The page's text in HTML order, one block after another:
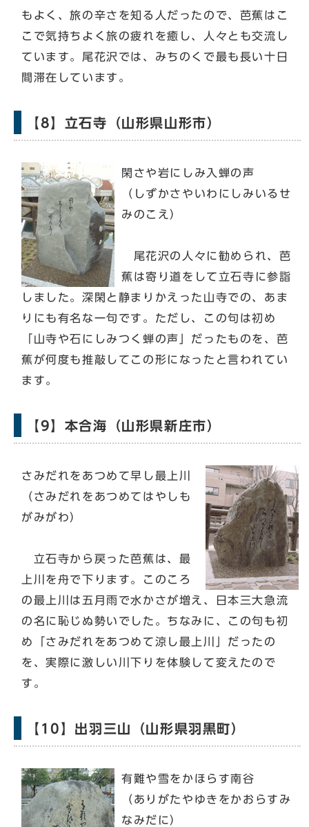
もよく、旅の辛さを知る人だったので、芭蕉はこ
こで気持ちよく旅の疲れを癒し、人々とも交流し
ています。尾花沢では、みちのくで最も長い十日
間滞在しています。
【8】立石寺（山形県山形市）
閑さや岩にしみ入蝉の声
（しずかさやいわにしみいるせ
みのこえ）
尾花沢の人々に勧められ、芭
蕉は寄り道をして立石寺に参詣
しました。深閑と静まりかえった山寺での、あま
りにも有名な一句です。ただし、この句は初め
「山寺や石にしみつく蝉の声」だったものを、芭
蕉が何度も推敲してこの形になったと言われてい
ます。
【9】本合海（山形県新庄市）
さみだれをあつめて早し最上川
（さみだれをあつめてはやしも
がみがわ）
立石寺から戻った芭蕉は、最
上川を舟で下ります。このころ
の最上川は五月雨で水かさが増え、日本三大急流
の名に恥じぬ勢いでした。ちなみに、この句も初
め「さみだれをあつめて涼し最上川」だったの
を、実際に激しい川下りを体験して変えたので
す。
【10】出羽三山（山形県羽黒町）
有難や雪をかほらす南谷
（ありがたやゆきをかおらすみ
なみだに）